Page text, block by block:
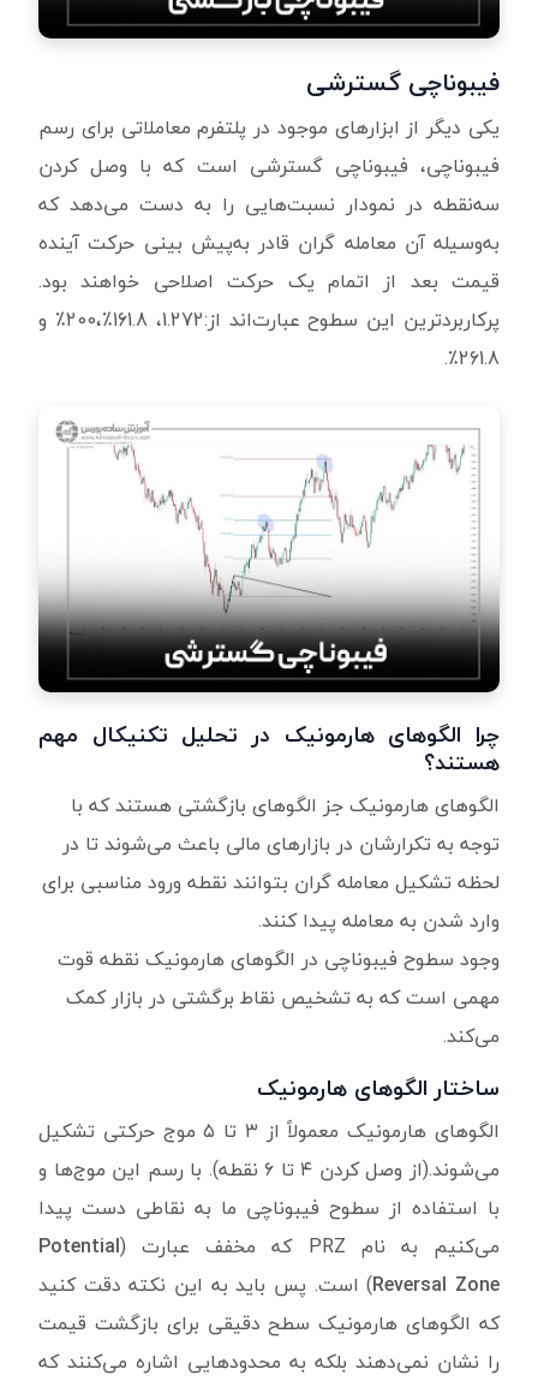
فیبوناچی گسترشی
یکی دیگر از ابزارهای موجود در پلتفرم معاملاتی برای رسم
فیبوناچی، فیبوناچی گسترشی است که با وصل کردن
سه‌نقطه در نمودار نسبت‌هایی را به دست می‌دهد که
به‌وسیله آن معامله گران قادر به‌پیش بینی حرکت آینده
قیمت بعد از اتمام یک حرکت اصلاحی خواهند بود.
پرکاربردترین این سطوح عبارت‌اند از:1.272، 161.8٪،200٪ و
261.8٪.
چرا الگوهای هارمونیک در تحلیل تکنیکال مهم
هستند؟
الگوهای هارمونیک جز الگوهای بازگشتی هستند که با
توجه به تکرارشان در بازارهای مالی باعث می‌شوند تا در
لحظه تشکیل معامله گران بتوانند نقطه ورود مناسبی برای
وارد شدن به معامله پیدا کنند.
وجود سطوح فیبوناچی در الگوهای هارمونیک نقطه قوت
مهمی است که به تشخیص نقاط برگشتی در بازار کمک
می‌کند.
ساختار الگوهای هارمونیک
الگوهای هارمونیک معمولاً از ۳ تا ۵ موج حرکتی تشکیل
می‌شوند.(از وصل کردن ۴ تا ۶ نقطه). با رسم این موج‌ها و
با استفاده از سطوح فیبوناچی ما به نقاطی دست پیدا
می‌کنیم به نام PRZ که مخفف عبارت (
Potential
Reversal Zone) است. پس باید به این نکته دقت کنید
که الگوهای هارمونیک سطح دقیقی برای بازگشت قیمت
را نشان نمی‌دهند بلکه به محدودهایی اشاره می‌کنند که